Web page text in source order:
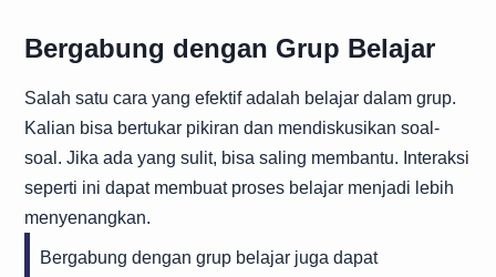
Bergabung dengan Grup Belajar
Salah satu cara yang efektif adalah belajar dalam grup.
Kalian bisa bertukar pikiran dan mendiskusikan soal-
soal. Jika ada yang sulit, bisa saling membantu. Interaksi
seperti ini dapat membuat proses belajar menjadi lebih
menyenangkan.
Bergabung dengan grup belajar juga dapat